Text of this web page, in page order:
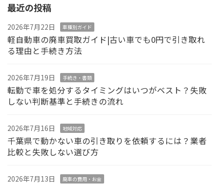
最近の投稿
2026年7月22日 車種別ガイド
軽自動車の廃車買取ガイド|古い車でも0円で引き取れ
る理由と手続き方法
2026年7月19日 手続き・書類
転勤で車を処分するタイミングはいつがベスト？失敗
しない判断基準と手続きの流れ
2026年7月16日 地域対応
千葉県で動かない車の引き取りを依頼するには？業者
比較と失敗しない選び方
2026年7月13日 廃車の費用・お金